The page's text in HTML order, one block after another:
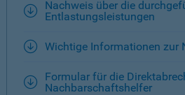
Nachweis über die
Entlastungsleistungen
Wichtige Informationen zur
Formular für die
Nachbarschaftshelfer